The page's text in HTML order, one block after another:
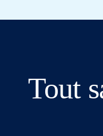
Tout